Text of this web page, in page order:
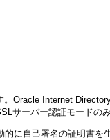
Oracle Internet
サーバー認証モードの
に自己署名の証明書を